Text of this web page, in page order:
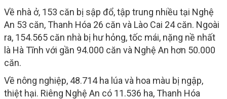
Về nhà ở, 153 căn bị sập đổ, tập trung nhiều tại Nghệ
An 53 căn, Thanh Hóa 26 căn và Lào Cai 24 căn. Ngoài
ra, 154.565 căn nhà bị hư hỏng, tốc mái, nặng nề nhất
là Hà Tĩnh với gần 94.000 căn và Nghệ An hơn 50.000
căn.
Về nông nghiệp, 48.714 ha lúa và hoa màu bị ngập,
thiệt hại. Riêng Nghệ An có 11.536 ha, Thanh Hóa